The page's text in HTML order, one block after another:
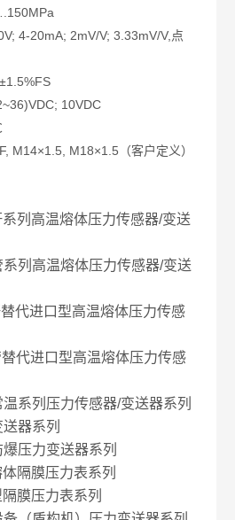
4-20mA; 2mV/V; 3.33mV/V,点
10VDC
M14×1.5, M18×1.5（客户定义）
列高温熔体压力传感器/变送
列高温熔体压力传感器/变送
代进口型高温熔体压力传感
代进口型高温熔体压力传感
系列压力传感器/变送器系列
器系列
压力变送器系列
隔膜压力表系列
膜压力表系列